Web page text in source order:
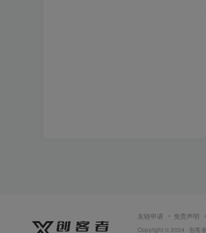
友链申请 免责声明
Copyright © 2024 · 创客者